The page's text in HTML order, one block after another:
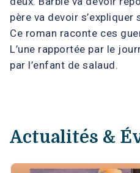
père va devoir s’expliquer
Ce roman raconte ces
L’une rapportée par le
par l’enfant de salaud.
Actualités &